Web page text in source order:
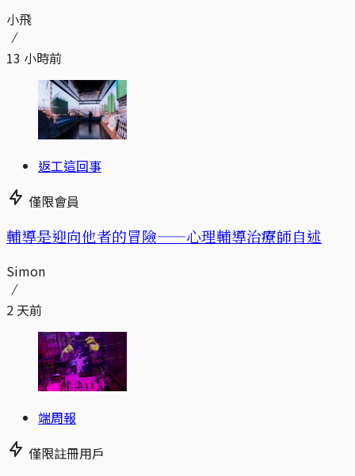
小飛
13 小時前
返工這回事
僅限會員
輔導是迎向他者的冒險——心理輔導治療師自述
Simon
2 天前
端周報
僅限註冊用戶